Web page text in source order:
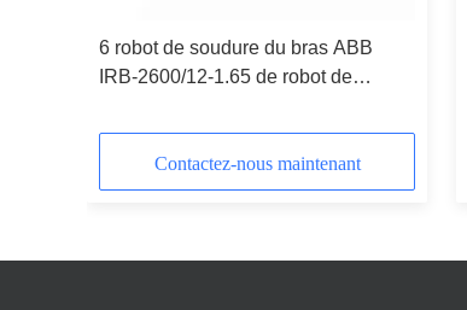
6 robot de soudure du bras ABB
IRB-2600/12-1.65 de robot de
Megmeet pour automatisé
Contactez-nous maintenant